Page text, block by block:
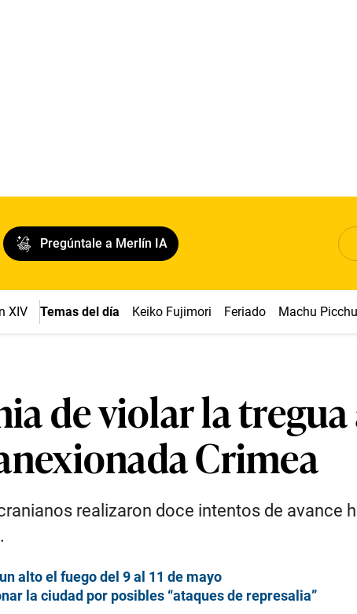
Pregúntale a Merlín IA
XIV Temas del día Keiko Fujimori Feriado Machu Picchu
de violar la
Crimea
realizaron doce intentos de avance
alto el fuego del 9 al 11 de mayo
la ciudad por posibles “ataques de represalia”